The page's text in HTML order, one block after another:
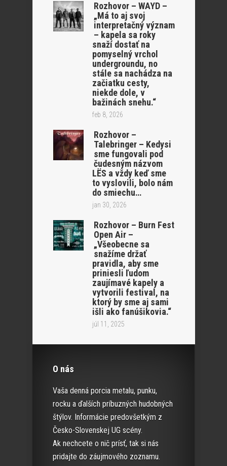
Rozhovor – WAYD –
„Má to aj svoj
interpretačný význam
– kapela sa roky
snaží dostať na
pomyselný vrchol
undergroundu, no
stále sa nachádza na
začiatku cesty,
niekde dole, v
bažinách snehu.“
feb 8, 2026
Rozhovor –
Talebringer – Kedysi
sme fungovali pod
čudesným názvom
LËS a vždy keď sme
to vyslovili, bolo nám
do smiechu…
jan 30, 2026
Rozhovor – Burn Fest
Open Air –
„Všeobecne sa
snažíme držať
pravidla, aby sme
priniesli ľudom
zaujímavé kapely a
vytvorili festival, na
ktorý by sme aj sami
išli ako fanúšikovia.“
júl 11, 2025
O nás
Vaša denná porcia metalu, punku,
rocku a ďalších príbuzných hudobných
štýlov. Informácie predovšetkým z
Česko-Slovenskej UG scény.
Ak nechcete o nič prísť, tak si nás
pridajte do záujmového zoznamu.